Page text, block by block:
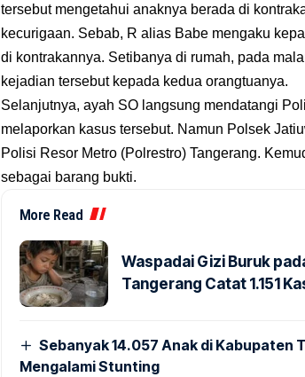
tersebut mengetahui anaknya berada di
kecurigaan. Sebab, R alias Babe mengaku
di kontrakannya. Setibanya di rumah, pada
kejadian tersebut kepada kedua orangtuanya.
Selanjutnya, ayah SO langsung mendatangi
melaporkan kasus tersebut. Namun Polsek
Polisi Resor Metro (Polrestro) Tangerang.
sebagai barang bukti.
More Read
Waspadai Gizi Buruk
Tangerang Catat 1.151
Sebanyak 14.057 Anak di Kabupaten
Mengalami Stunting